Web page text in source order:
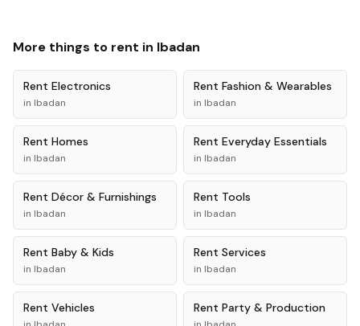
More things to rent in Ibadan
Rent Electronics
in Ibadan
Rent Fashion & Wearables
in Ibadan
Rent Homes
in Ibadan
Rent Everyday Essentials
in Ibadan
Rent Décor & Furnishings
in Ibadan
Rent Tools
in Ibadan
Rent Baby & Kids
in Ibadan
Rent Services
in Ibadan
Rent Vehicles Rent Party & Production